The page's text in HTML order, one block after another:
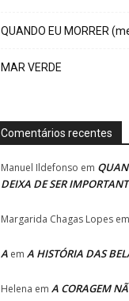
QUANDO EU MORRER
MAR VERDE
Comentários recentes
Manuel Ildefonso em
DEIXA DE SER
Margarida Chagas Lopes em
A em A HISTÓRIA DAS
Helena em A CORAGEM